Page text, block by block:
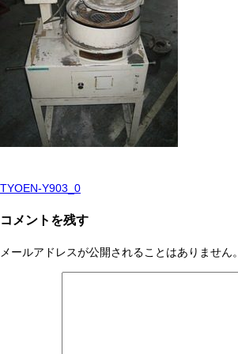
投
稿
ナ
TYOEN-Y903_0
コメントを残す
メールアドレスが公開されることはありません。